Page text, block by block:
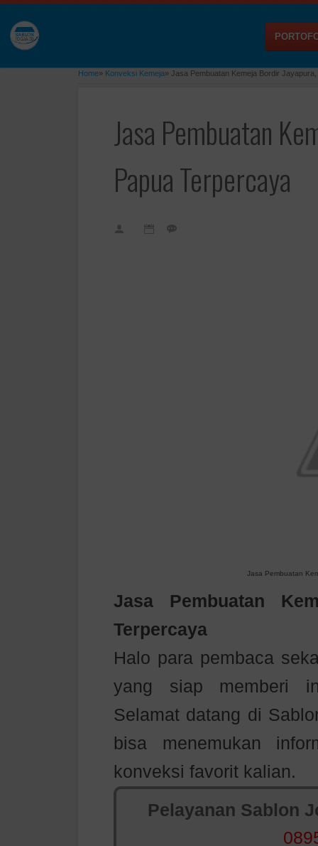
Home» Konveksi Kemeja» Jasa Pembuatan Kemeja Bordir
Jasa Pembuatan
Papua Terpercaya
Jasa Pembuatan
Jasa Pembuatan
Terpercaya
Halo para pembaca
yang siap memberi
Selamat datang di
bisa menemukan
konveksi favorit kalian.
Pelayanan Sablon